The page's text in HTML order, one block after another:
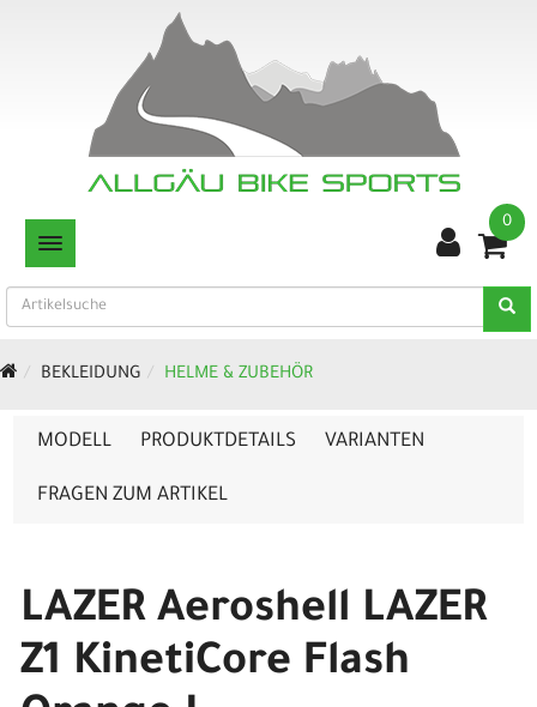
TOGGLE NAVIGATION
0
BEKLEIDUNG HELME & ZUBEHÖR
MODELL PRODUKTDETAILS VARIANTEN
FRAGEN ZUM ARTIKEL
LAZER Aeroshell LAZER
Z1 KinetiCore Flash